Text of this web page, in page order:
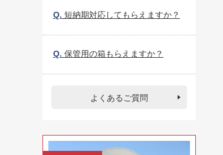
Q. 短納期対応してもらえますか？
Q. 保管用の箱もらえますか？
よくあるご質問